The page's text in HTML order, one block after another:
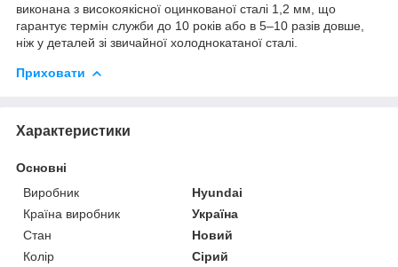
виконана з високоякісної оцинкованої сталі 1,2 мм, що
гарантує термін служби до 10 років або в 5–10 разів довше,
ніж у деталей зі звичайної холоднокатаної сталі.
Приховати
Характеристики
Основні
Виробник
Hyundai
Країна виробник
Україна
Стан
Новий
Колір
Сірий